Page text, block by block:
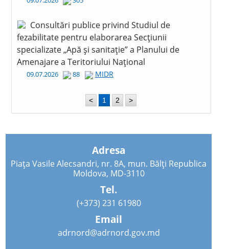
Consultări publice privind Studiul de
fezabilitate pentru elaborarea Secțiunii
specializate „Apă și sanitație” a Planului de
Amenajare a Teritoriului Național
09.07.2026 88 MIDR
< 1 2 >
Adresa
Piața Vasile Alecsandri, nr. 8A, mun. Bălți Republica
Moldova, MD-3110
Tel.
(+373) 231 61980
Email
adrnord@adrnord.gov.md